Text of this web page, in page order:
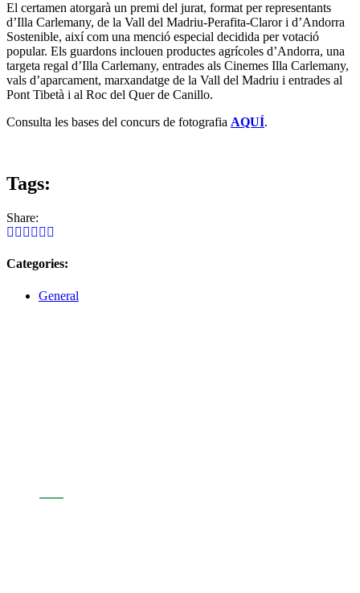
El certamen atorgarà un premi del jurat, format per representants
d’Illa Carlemany, de la Vall del Madriu-Perafita-Claror i d’Andorra
Sostenible, així com una menció especial decidida per votació
popular. Els guardons inclouen productes agrícoles d’Andorra, una
targeta regal d’Illa Carlemany, entrades als Cinemes Illa Carlemany,
vals d’aparcament, marxandatge de la Vall del Madriu i entrades al
Pont Tibetà i al Roc del Quer de Canillo.
Consulta les bases del concurs de fotografia AQUÍ.
Tags:
Share:
Categories:
General